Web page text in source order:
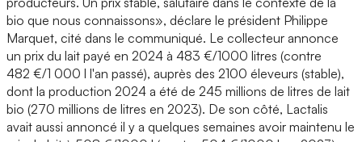
bio que nous connaissons», déclare le président Philippe
Marquet, cité dans le communiqué. Le collecteur annonce
un prix du lait payé en 2024 à 483 €/1000 litres (contre
482 €/1 000 l l'an passé), auprès des 2100 éleveurs (stable),
dont la production 2024 a été de 245 millions de litres de lait
bio (270 millions de litres en 2023). De son côté, Lactalis
avait aussi annoncé il y a quelques semaines avoir maintenu le